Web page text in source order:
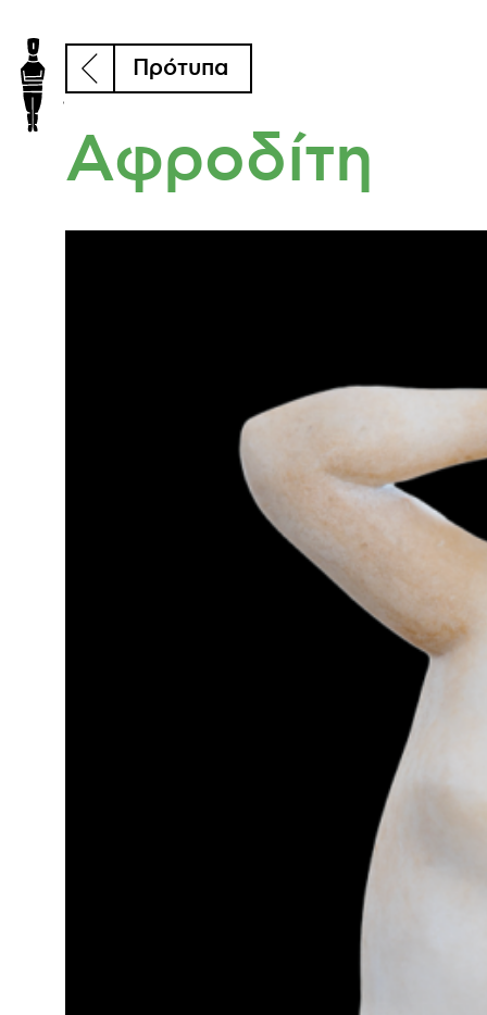
Πρότυπα
Αφροδίτη